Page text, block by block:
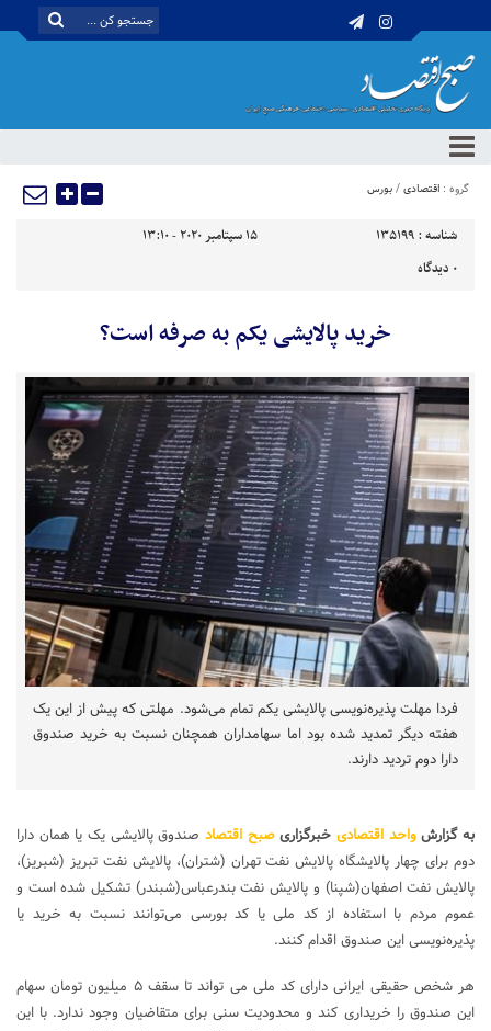
گروه : اقتصادی/بورس
شناسه : 135199
15 سپتامبر 2020 - 13:10
0 دیدگاه
خرید پالایشی یکم به صرفه است؟
فردا مهلت پذیره‌نویسی پالایشی یکم تمام می‌شود. مهلتی که پیش از این یک
هفته دیگر تمدید شده بود اما سهامداران همچنان نسبت به خرید صندوق
دارا دوم تردید دارند.
به گزارشواحد اقتصادی خبرگزاریصبح اقتصاد صندوق پالایشی یک یا همان دارا
دوم برای چهار پالایشگاه پالایش نفت تهران (شتران)، پالایش نفت تبریز (شبریز)،
پالایش نفت اصفهان(شپنا) و پالایش نفت بندرعباس(شبندر) تشکیل شده است و
عموم مردم با استفاده از کد ملی یا کد بورسی می‌توانند نسبت به خرید یا
پذیره‌نویسی این صندوق اقدام کنند.
هر شخص حقیقی ایرانی دارای کد ملی می تواند تا سقف ۵ میلیون تومان سهام
این صندوق را خریداری کند و محدودیت سنی برای متقاضیان وجود ندارد. با این